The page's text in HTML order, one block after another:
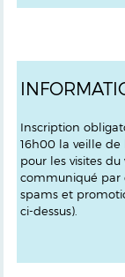
Inscription
16h00 la veille
pour les visites
communiqué par
spams et
ci-dessus).